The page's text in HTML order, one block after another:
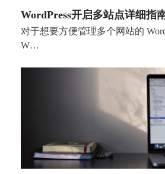
WordPress开启多站点详细指
对于想要方便管理多个网站的
W…